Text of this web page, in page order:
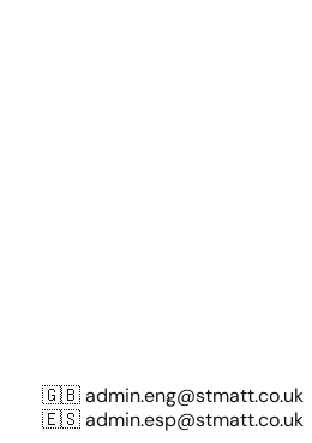
🇬🇧admin.eng@stmatt.co.uk
🇪🇸admin.esp@stmatt.co.uk